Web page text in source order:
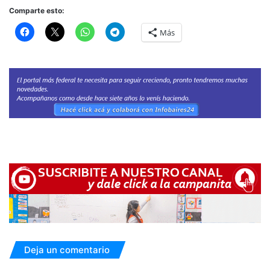
Comparte esto:
Más
Deja un comentario